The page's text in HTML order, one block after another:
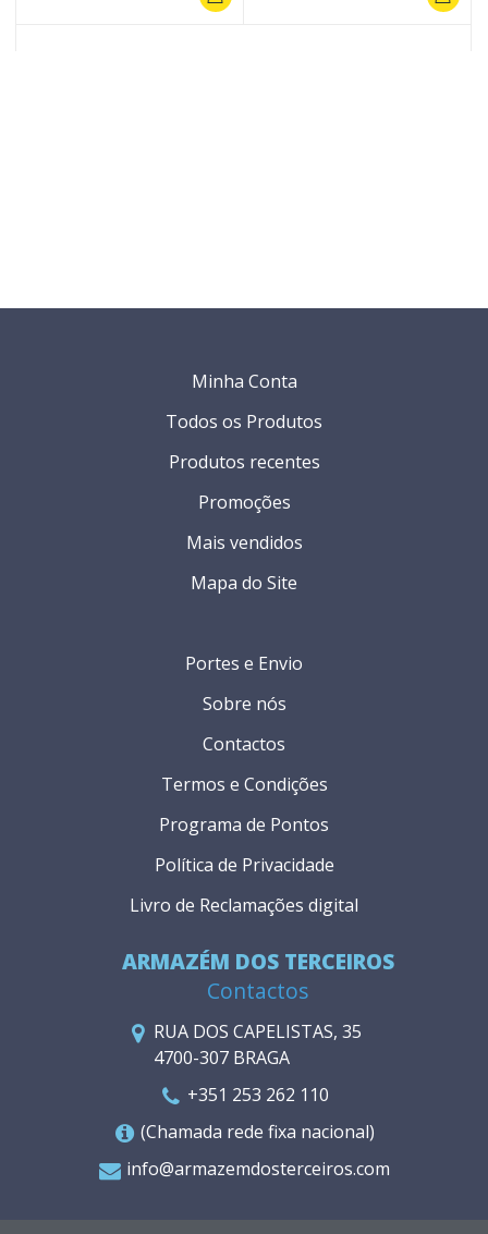
ARMAZÉM DOS TERCEIROS
Contactos
RUA DOS CAPELISTAS, 35
4700-307 BRAGA
+351 253 262 110
(Chamada rede fixa nacional)
info@armazemdosterceiros.com
Portes e Envio
Sobre nós
Contactos
Termos e Condições
Programa de Pontos
Política de Privacidade
Livro de Reclamações digital
Minha Conta
Todos os Produtos
Produtos recentes
Promoções
Mais vendidos
Mapa do Site